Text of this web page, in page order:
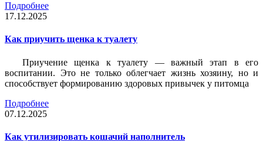
Подробнее
17.12.2025
Как приучить щенка к туалету
Приучение щенка к туалету — важный этап в его
воспитании. Это не только облегчает жизнь хозяину, но и
способствует формированию здоровых привычек у питомца
Подробнее
07.12.2025
Как утилизировать кошачий наполнитель